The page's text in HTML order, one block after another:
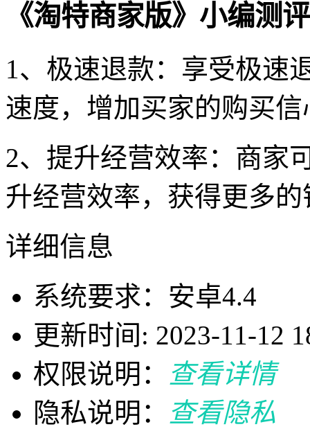
《淘特商家版》小编测
1、极速退款：享受极速
速度，增加买家的购买信
2、提升经营效率：商家
升经营效率，获得更多
详细信息
系统要求：安卓4.4
更新时间: 2023-11-12
权限说明：
查看详情
隐私说明：
查看隐私